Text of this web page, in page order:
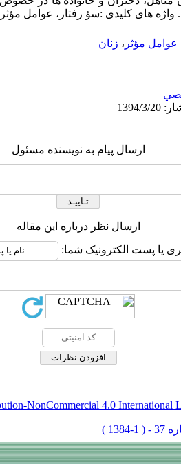
های کلیدی :سؤ رفتار، عوامل
عوامل مؤثر ، زنان
ارسال پیام به نویسنده مسئول
ارسال نظر درباره این مقاله
یا پست الکترونیک شما:
NonCommercial 4.0 International